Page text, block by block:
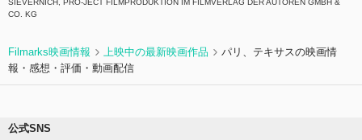
SIEVERNICH, PRO-JECT FILMPRODUKTION IM FILMVERLAG DER AUTOREN GMBH &
CO. KG
Filmarks映画情報 上映中の最新映画作品
パリ、テキサスの映画情
報・感想・評価・動画配信
公式SNS